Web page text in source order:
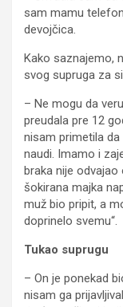
sam mamu
devojčica.
Kako saznajemo,
svog supruga za
– Ne mogu da
preudala pre 12
nisam primetila
naudi. Imamo i
braka nije
šokirana majka
muž bio pripit, a
doprinelo svemu“.
Tukao suprugu
– On je ponekad
nisam ga